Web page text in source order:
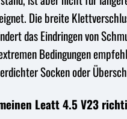
Die breite
das Eindringen von
Bedingungen
Socken oder
Leatt 4.5 V23